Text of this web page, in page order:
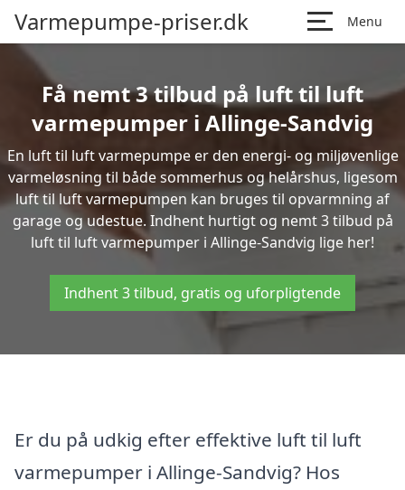
Varmepumpe-priser.dk Menu
Få nemt 3 tilbud på luft til luft
varmepumper i Allinge-Sandvig
En luft til luft varmepumpe er den energi- og miljøvenlige
varmeløsning til både sommerhus og helårshus, ligesom
luft til luft varmepumpen kan bruges til opvarmning af
garage og udestue. Indhent hurtigt og nemt 3 tilbud på
luft til luft varmepumper i Allinge-Sandvig lige her!
Indhent 3 tilbud, gratis og uforpligtende
Er du på udkig efter effektive luft til luft
varmepumper i Allinge-Sandvig? Hos